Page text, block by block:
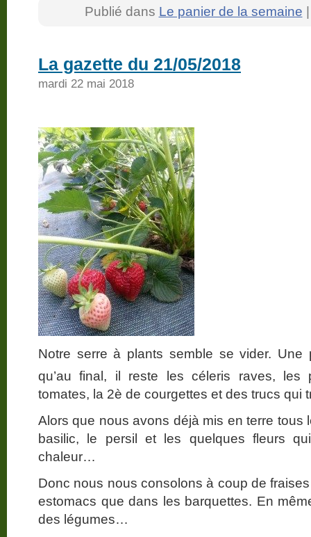
Publié dans Le panier de la semaine
La gazette du 21/05/2018
mardi 22 mai 2018
Notre serre à plants semble se vider. Une
qu’au final, il reste les céleris raves, les
tomates, la 2è de courgettes et des trucs
Alors que nous avons déjà mis en terre tous
basilic, le persil et les quelques fleurs
chaleur…
Donc nous nous consolons à coup de
estomacs que dans les barquettes. En
des légumes…